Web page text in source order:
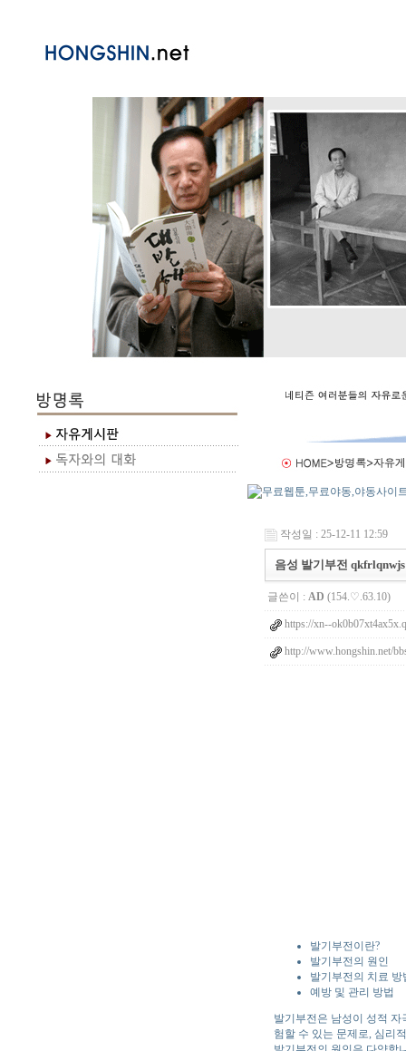
작성일 : 25-12-11 12:59
음성 발기부전 qkfrlqnwjs
글쓴이 : AD (154.♡.63.10)
https://xn--
http://www.hongshin.net/
발기부전이란?
발기부전의 원인
발기부전의 치료 방
예방 및 관리 방법
발기부전은 남성이 성적
험할 수 있는 문제로, 심리